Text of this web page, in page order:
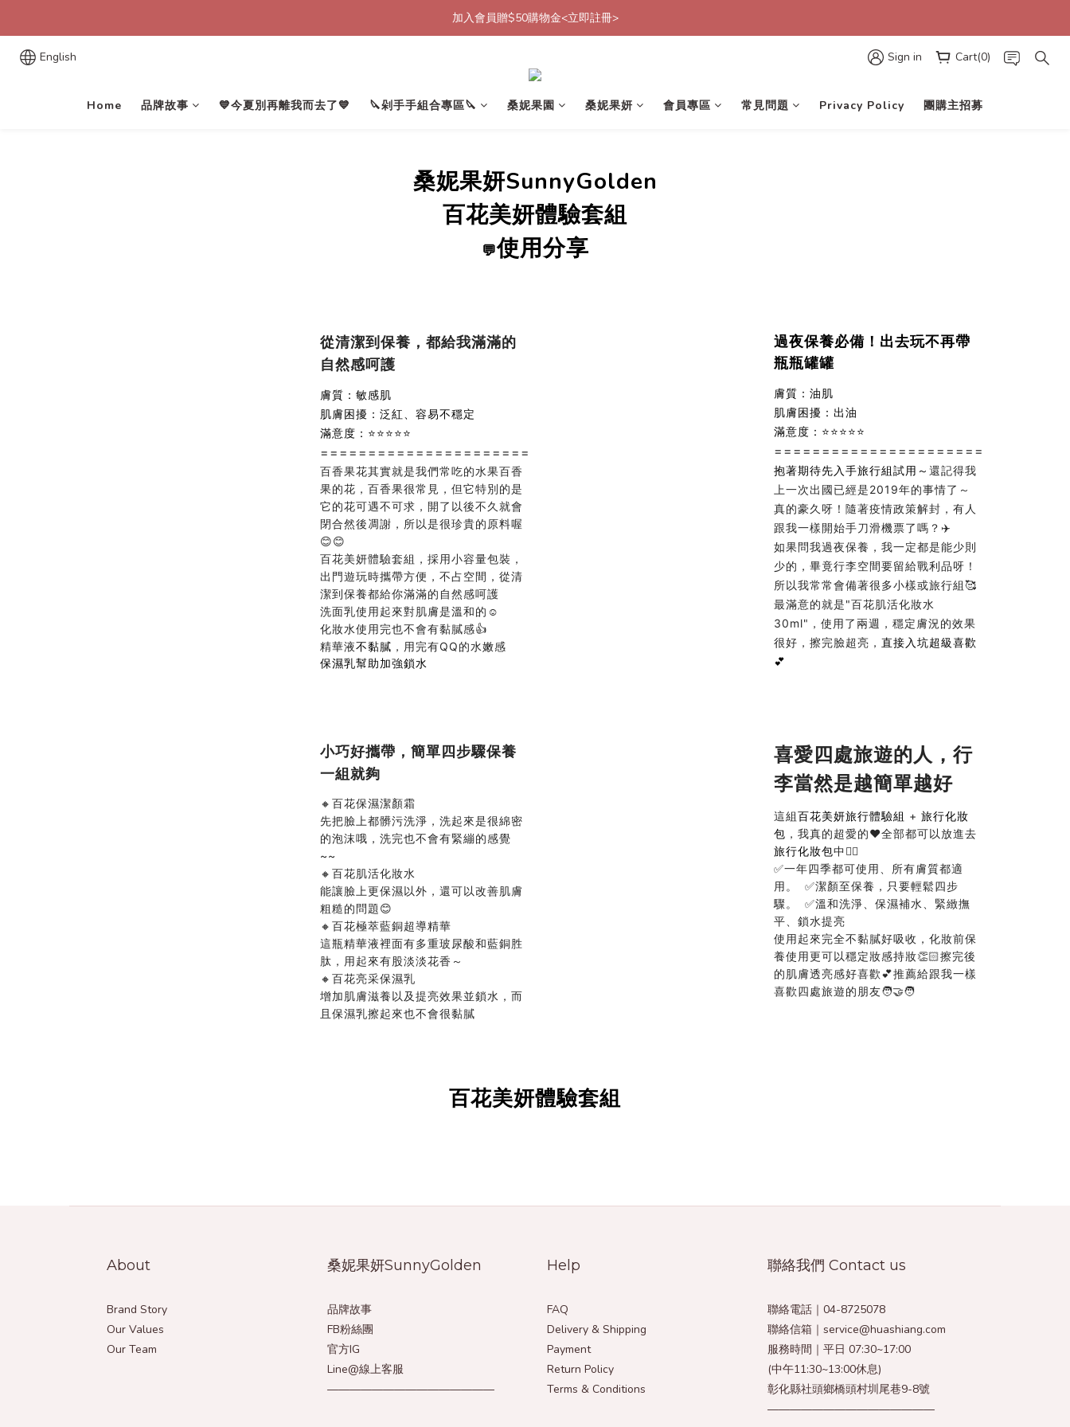
加入會員贈$50購物金<立即註冊>
加入會員贈$50購物金<立即註冊>
English Sign in Cart(0)
Home 品牌故事 💙今夏別再離我而去了💙 🔪剁手手組合專區🔪 桑妮果園 桑妮果妍 會員專區 常見問題 Privacy Policy 團購主招募
桑妮果妍SunnyGolden
百花美妍體驗套組
💬使用分享
從清潔到保養，都給我滿滿的
自然感呵護
膚質：敏感肌
肌膚困擾：泛紅、容易不穩定
滿意度：⭐⭐⭐⭐⭐
======================
百香果花其實就是我們常吃的水果百香
果的花，百香果很常見，但它特別的是
它的花可遇不可求，開了以後不久就會
閉合然後凋謝，所以是很珍貴的原料喔
😊😊⁣
百花美妍體驗套組，採用小容量包裝，
出門遊玩時攜帶方便，不占空間，從清
潔到保養都給你滿滿的自然感呵護
洗面乳使用起來對肌膚是溫和的☺️⁣
化妝水使用完也不會有黏膩感👍⁣
精華液不黏膩 ，用完有QQ的水嫩感⁣
保濕乳幫助加強鎖水
過夜保養必備！出去玩不再帶
瓶瓶罐罐
膚質：油肌
肌膚困擾：出油
滿意度：⭐⭐⭐⭐⭐
======================
抱著期待先入手旅行組試用～ 還記得我
上一次出國已經是2019年的事情了～
真的豪久呀！隨著疫情政策解封，有人
跟我一樣開始手刀滑機票了嗎？✈️
如果問我過夜保養，我一定都是能少則
少的，畢竟行李空間要留給戰利品呀！
所以我常常會備著很多小樣或旅行組🥰
最滿意的就是"百花肌活化妝水
30ml"，使用了兩週，穩定膚況的效果
很好，擦完臉超亮， 直接入坑超級喜歡
💕
小巧好攜帶，簡單四步驟保養
一組就夠
🔸百花保濕潔顏霜
先把臉上都髒污洗淨，洗起來是很綿密
的泡沫哦， 洗完也不會有緊繃的感覺
~~
🔸百花肌活化妝水
能讓臉上更保濕以外，還可以改善肌膚
粗糙的問題😊
🔸百花極萃藍銅超導精華
這瓶精華液裡面有多重玻尿酸和藍銅胜
肽，用起來有股淡淡花香～
🔸百花亮采保濕乳
增加肌膚滋養以及提亮效果並鎖水， 而
且保濕乳擦起來也不會很黏膩
喜愛四處旅遊的人， 行
李當然是越簡單越好
這組百花美妍旅行體驗組 + 旅行化妝
包 ， 我真的超愛的❤️全部都可以放進去
旅行化妝包中👍🏻
✅一年四季都可使用、所有膚質都適
用。 ✅潔顏至保養，只要輕鬆四步
驟。 ✅溫和洗淨、保濕補水、緊緻撫
平、鎖水提亮
使用起來完全不黏膩好吸收， 化妝前保
養使用更可以穩定妝感持妝👏🏻擦完後
的肌膚透亮感好喜歡💕推薦給跟我一樣
喜歡四處旅遊的朋友🧑‍🤝‍🧑
百花美妍體驗套組
About
Brand Story
Our Values
Our Team
桑妮果妍SunnyGolden
品牌故事
FB粉絲團
官方IG
Line@線上客服
———————————————
Help
FAQ
Delivery & Shipping
Payment
Return Policy
Terms & Conditions
聯絡我們 Contact us
聯絡電話｜04-8725078
聯絡信箱｜service@huashiang.com
服務時間｜平日 07:30~17:00
(中午11:30~13:00休息)
彰化縣社頭鄉橋頭村圳尾巷9-8號
———————————————